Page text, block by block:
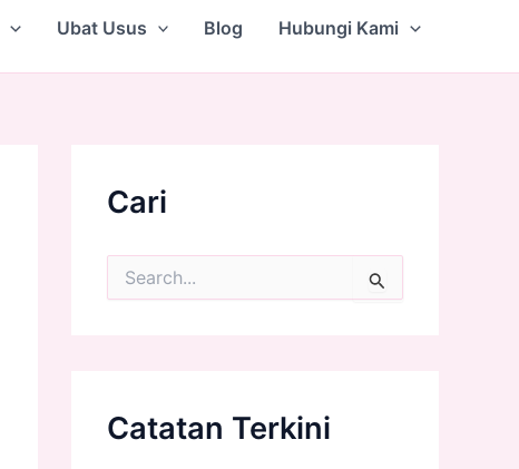
Ubat Usus Blog Hubungi Kami
Cari
o
r
Catatan Terkini